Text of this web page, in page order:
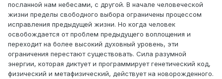
посланной нам небесами, с другой. В начале человеческой
жизни пределы свободного выбора ограничены процессом
исправления предыдущей жизни. Но когда человек
освобождается от проблем предыдущего воплощения и
переходит на более высокий духовный уровень, эти
ограничения перестают существовать. Сила разумной
энергии, которая диктует и программирует генетический код,
физический и метафизический, действует на новорожденного.